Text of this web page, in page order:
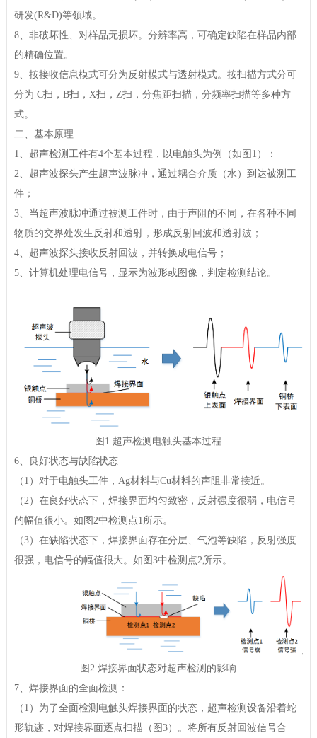
研发(R&D)等领域。
8、非破坏性、对样品无损坏。分辨率高，可确定缺陷在样品内部
的精确位置。
9、按接收信息模式可分为反射模式与透射模式。按扫描方式分可
分为 C扫，B扫，X扫，Z扫，分焦距扫描，分频率扫描等多种方
式。
二、基本原理
1、超声检测工件有4个基本过程，以电触头为例（如图1）：
2、超声波探头产生超声波脉冲，通过耦合介质（水）到达被测工
件；
3、当超声波脉冲通过被测工件时，由于声阻的不同，在各种不同
物质的交界处发生反射和透射，形成反射回波和透射波；
4、超声波探头接收反射回波，并转换成电信号；
5、计算机处理电信号，显示为波形或图像，判定检测结论。
图1 超声检测电触头基本过程
6、良好状态与缺陷状态
（1）对于电触头工件，Ag材料与Cu材料的声阻非常接近。
（2）在良好状态下，焊接界面均匀致密，反射强度很弱，电信号
的幅值很小。如图2中检测点1所示。
（3）在缺陷状态下，焊接界面存在分层、气泡等缺陷，反射强度
很强，电信号的幅值很大。如图3中检测点2所示。
图2 焊接界面状态对超声检测的影响
7、焊接界面的全面检测：
（1）为了全面检测电触头焊接界面的状态，超声检测设备沿着蛇
形轨迹，对焊接界面逐点扫描（图3）。将所有反射回波信号合